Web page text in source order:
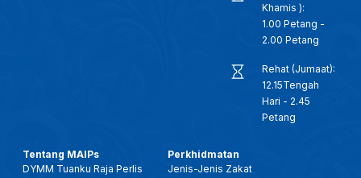
Khamis ):
1.00 Petang -
2.00 Petang
Rehat (Jumaat):
12.15Tengah
Hari - 2.45
Petang
Tentang MAIPs
DYMM Tuanku Raja Perlis
Perkhidmatan
Jenis-Jenis Zakat